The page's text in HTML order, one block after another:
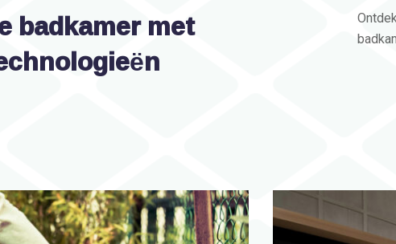
badkamer met